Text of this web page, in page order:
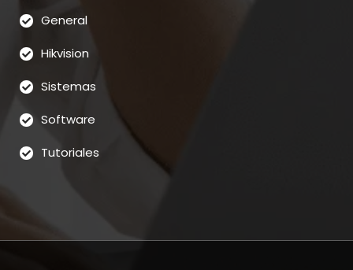
General
Hikvision
Sistemas
Software
Tutoriales